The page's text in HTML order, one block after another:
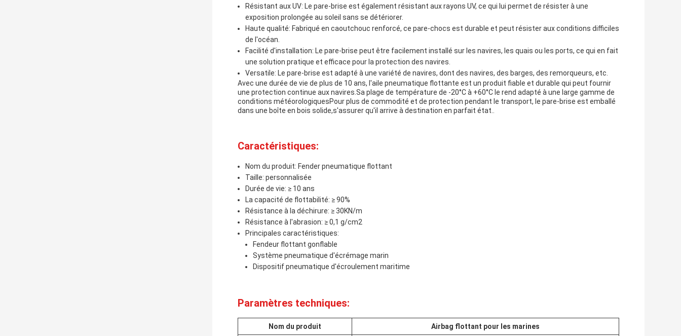
Résistant aux UV: Le pare-brise est également résistant aux rayons UV, ce qui lui permet de résister à une
exposition prolongée au soleil sans se détériorer.
Haute qualité: Fabriqué en caoutchouc renforcé, ce pare-chocs est durable et peut résister aux conditions difficiles
de l'océan.
Facilité d'installation: Le pare-brise peut être facilement installé sur les navires, les quais ou les ports, ce qui en fait
une solution pratique et efficace pour la protection des navires.
Versatile: Le pare-brise est adapté à une variété de navires, dont des navires, des barges, des remorqueurs, etc.
Avec une durée de vie de plus de 10 ans, l'aile pneumatique flottante est un produit fiable et durable qui peut fournir
une protection continue aux navires.Sa plage de température de -20°C à +60°C le rend adapté à une large gamme de
conditions météorologiquesPour plus de commodité et de protection pendant le transport, le pare-brise est emballé
dans une boîte en bois solide,s'assurer qu'il arrive à destination en parfait état..
Caractéristiques:
Nom du produit: Fender pneumatique flottant
Taille: personnalisée
Durée de vie: ≥ 10 ans
La capacité de flottabilité: ≥ 90%
Résistance à la déchirure: ≥ 30KN/m
Résistance à l'abrasion: ≥ 0,1 g/cm2
Principales caractéristiques:
Fendeur flottant gonflable
Système pneumatique d'écrémage marin
Dispositif pneumatique d'écroulement maritime
Paramètres techniques:
Nom du produit Airbag flottant pour les marines